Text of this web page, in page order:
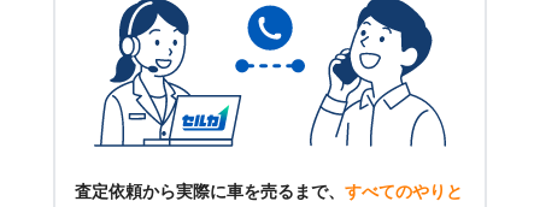
査定依頼から実際に車を売るまで、 すべてのやりと